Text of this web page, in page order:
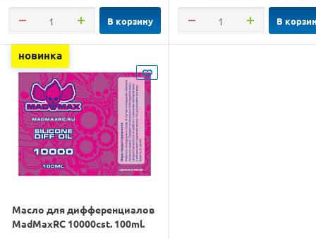
В корзину В
новинка
Масло для дифференциалов
MadMaxRC 10000cst. 100ml.